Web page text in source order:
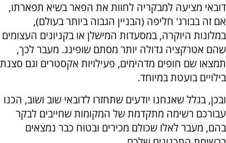
דובאי מציעה למבקריה לחוות את הפאר בשיא תפארתו,
אם זה בבורג' חליפה (הבניין הגבוה ביותר בעולם),
במלונות היוקרה, במסעדות המישלן או בקניונים העצומים
שהם אטרקציה גדולה יותר מסתם שופינג. מעבר לכך,
תמצאו שם חופים מדהימים, פעילויות אקסטרים וגם סצנת
בילויים בועטת במיוחד.
ובכן, בגלל שאנחנו יודעים שתחזרו לדובאי שוב ושוב, הכנו
עבורכם רשימה מתקדמת של המקומות שחייבים לבקר
בהם, מעבר לאלו שכולם מכירים ובטוח כבר נמצאים